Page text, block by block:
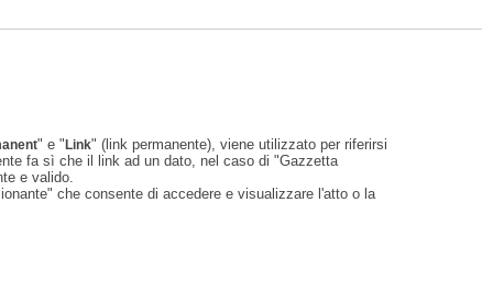
" e "Link" (link permanente), viene utilizzato per riferirsi
fa sì che il link ad un dato, nel caso di "Gazzetta
e valido.
che consente di accedere e visualizzare l'atto o la